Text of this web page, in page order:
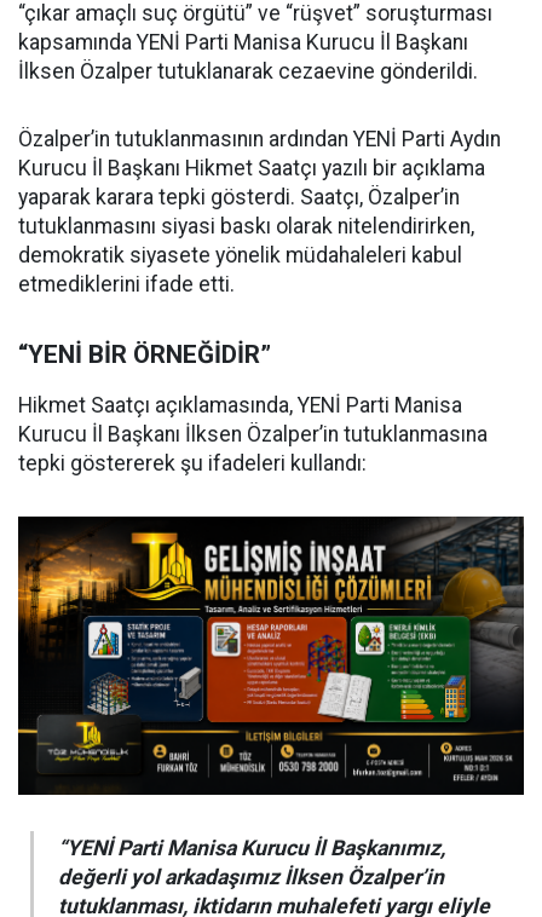
“çıkar amaçlı suç örgütü” ve “rüşvet” soruşturması
kapsamında YENİ Parti Manisa Kurucu İl Başkanı
İlksen Özalper tutuklanarak cezaevine gönderildi.
Özalper’in tutuklanmasının ardından YENİ Parti Aydın
Kurucu İl Başkanı Hikmet Saatçı yazılı bir açıklama
yaparak karara tepki gösterdi. Saatçı, Özalper’in
tutuklanmasını siyasi baskı olarak nitelendirirken,
demokratik siyasete yönelik müdahaleleri kabul
etmediklerini ifade etti.
“YENİ BİR ÖRNEĞİDİR”
Hikmet Saatçı açıklamasında, YENİ Parti Manisa
Kurucu İl Başkanı İlksen Özalper’in tutuklanmasına
tepki göstererek şu ifadeleri kullandı:
“YENİ Parti Manisa Kurucu İl Başkanımız,
değerli yol arkadaşımız İlksen Özalper’in
tutuklanması, iktidarın muhalefeti yargı eliyle